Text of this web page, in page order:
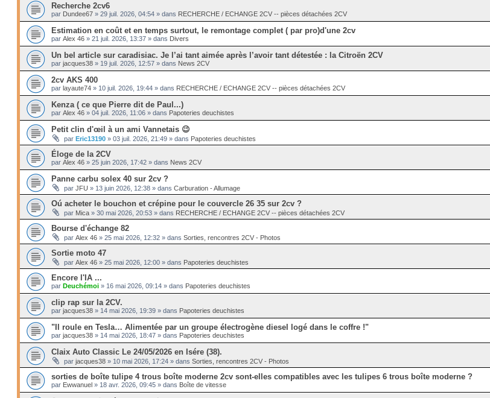
Recherche 2cv6
par Dundee67» 29 juil. 2026, 04:54» dans RECHERCHE / ECHANGE 2CV -- pièces détachées 2CV
Estimation en coût et en temps surtout, le remontage complet ( par pro)d'une 2cv
par Alex 46» 21 juil. 2026, 13:37» dans Divers
Un bel article sur caradisiac. Je l’ai tant aimée après l’avoir tant détestée : la Citroën 2CV
par jacques38» 19 juil. 2026, 12:57» dans News 2CV
2cv AKS 400
par layaute74» 10 juil. 2026, 19:44» dans RECHERCHE / ECHANGE 2CV -- pièces détachées 2CV
Kenza ( ce que Pierre dit de Paul...)
par Alex 46» 04 juil. 2026, 11:06» dans Papoteries deuchistes
Petit clin d'œil à un ami Vannetais 😉
par Eric13190» 03 juil. 2026, 21:49» dans Papoteries deuchistes
Éloge de la 2CV
par Alex 46» 25 juin 2026, 17:42» dans News 2CV
Panne carbu solex 40 sur 2cv ?
par JFU » 13 juin 2026, 12:38» dans Carburation - Allumage
Oú acheter le bouchon et crépine pour le couvercle 26 35 sur 2cv ?
par Mica» 30 mai 2026, 20:53» dans RECHERCHE / ECHANGE 2CV -- pièces détachées 2CV
Bourse d'échange 82
par Alex 46» 25 mai 2026, 12:32» dans Sorties, rencontres 2CV - Photos
Sortie moto 47
par Alex 46» 25 mai 2026, 12:00» dans Papoteries deuchistes
Encore l'IA ...
par Deuchémoi» 16 mai 2026, 09:14» dans Papoteries deuchistes
clip rap sur la 2CV.
par jacques38» 14 mai 2026, 19:39» dans Papoteries deuchistes
"Il roule en Tesla… Alimentée par un groupe électrogène diesel logé dans le coffre !"
par jacques38» 14 mai 2026, 18:47» dans Papoteries deuchistes
Claix Auto Classic Le 24/05/2026 en Isére (38).
par jacques38» 10 mai 2026, 17:24» dans Sorties, rencontres 2CV - Photos
sorties de boîte tulipe 4 trous boîte moderne 2cv sont-elles compatibles avec les tulipes 6 trous boîte moderne ?
par Ewwanuel» 18 avr. 2026, 09:45» dans Boîte de vitesse